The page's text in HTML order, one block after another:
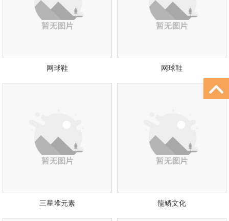
网球鞋 网球鞋
三星堆元素 龍鳞文化